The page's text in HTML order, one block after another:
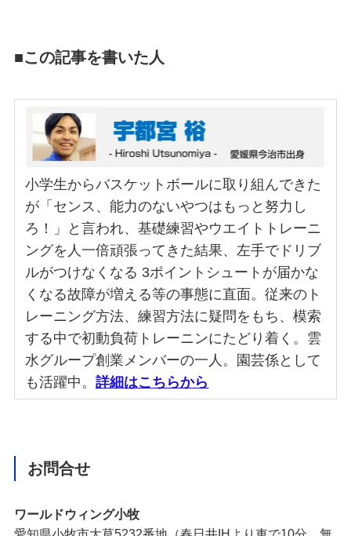
■この記事を書いた人
小学生からバスケットボールに取り組んできた
が「センス、能力のないやつはもっと努力し
ろ！」と言われ、基礎練習やウエイトトレーニ
ングを人一倍頑張ってきた結果、左手でドリブ
ルがつけなくなる 3ポイントシュートが届かな
くなる故障が増える等の事態に直面。従来のト
レーニング方法、練習方法に疑問をもち、模索
する中で初動負荷トレーニンにたどり着く。雲
水グループ創業メンバーの一人。園芸係として
も活躍中。詳細はこちらから
お問合せ
ワールドウィング小牧